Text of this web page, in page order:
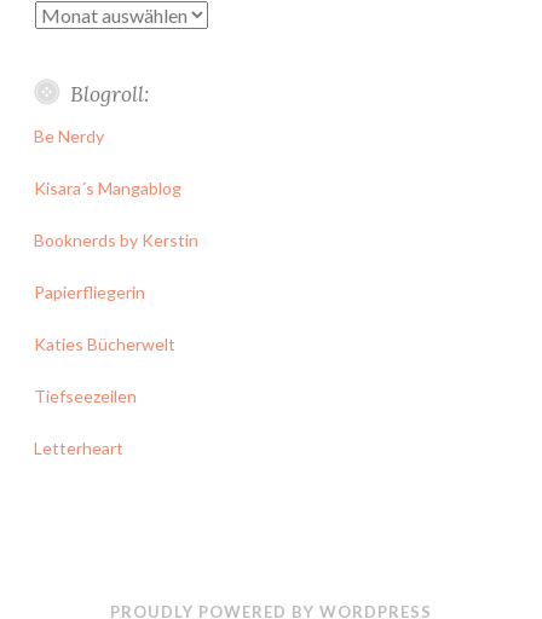
Archiv
Blogroll:
Be Nerdy
Kisara´s Mangablog
Booknerds by Kerstin
Papierfliegerin
Katies Bücherwelt
Tiefseezeilen
Letterheart
PROUDLY POWERED BY WORDPRESS